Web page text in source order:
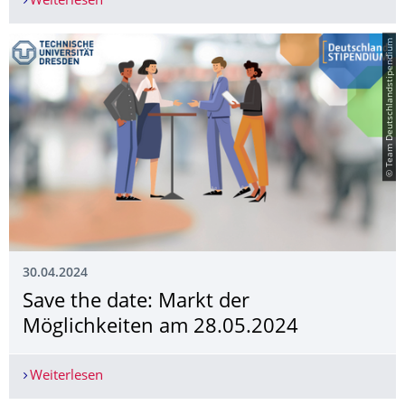
© Team Deutschlandstipendium
30.04.2024
Save the date: Markt der
Möglichkeiten am 28.05.2024
Weiterlesen